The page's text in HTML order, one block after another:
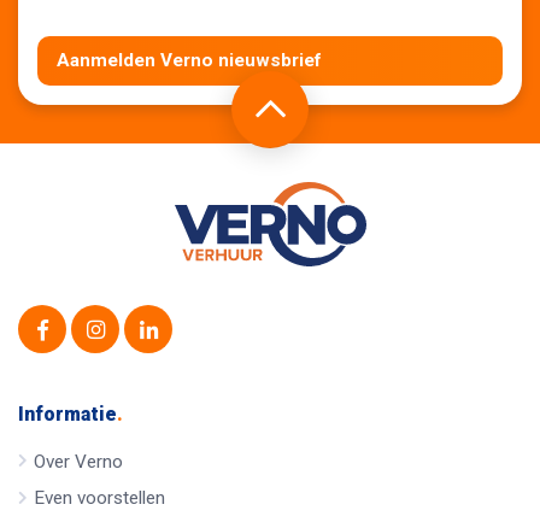
Aanmelden Verno nieuwsbrief
Informatie.
Over Verno
Even voorstellen